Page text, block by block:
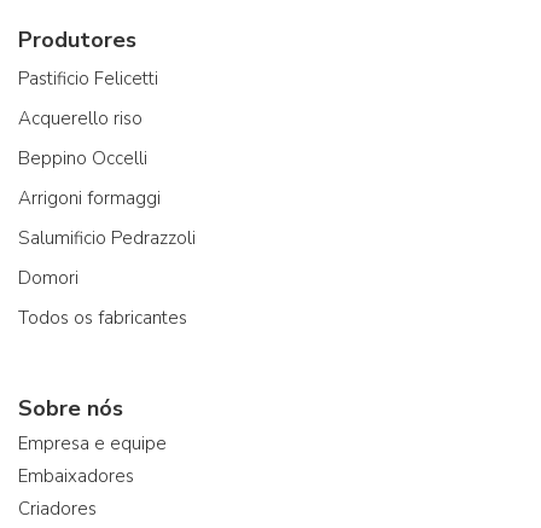
Produtores
Pastificio Felicetti
Acquerello riso
Beppino Occelli
Arrigoni formaggi
Salumificio Pedrazzoli
Domori
Todos os fabricantes
Sobre nós
Empresa e equipe
Embaixadores
Criadores